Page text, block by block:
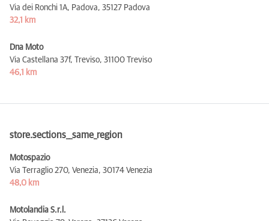
Via dei Ronchi 1A, Padova, 35127 Padova
32,1 km
Dna Moto
Via Castellana 37f, Treviso, 31100 Treviso
46,1 km
store.sections__same_region
Motospazio
Via Terraglio 270, Venezia, 30174 Venezia
48,0 km
Motolandia S.r.l.